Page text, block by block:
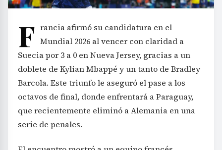
F rancia afirmó su candidatura en el
Mundial 2026 al vencer con claridad a
Suecia por 3 a 0 en Nueva Jersey, gracias a un
doblete de Kylian Mbappé y un tanto de Bradley
Barcola. Este triunfo le aseguró el pase a los
octavos de final, donde enfrentará a Paraguay,
que recientemente eliminó a Alemania en una
serie de penales.